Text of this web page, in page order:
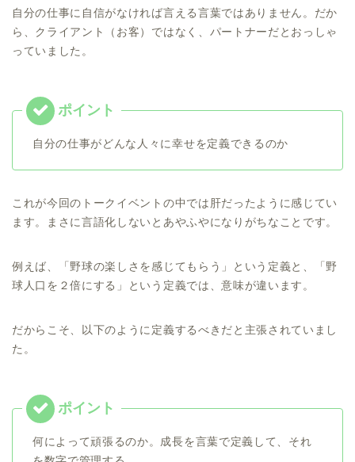
自分の仕事に自信がなければ言える言葉ではありません。だか
ら、クライアント（お客）ではなく、パートナーだとおっしゃ
っていました。
自分の仕事がどんな人々に幸せを定義できるのか
これが今回のトークイベントの中では肝だったように感じてい
ます。まさに言語化しないとあやふやになりがちなことです。
例えば、「野球の楽しさを感じてもらう」という定義と、「野
球人口を２倍にする」という定義では、意味が違います。
だからこそ、以下のように定義するべきだと主張されていまし
た。
何によって頑張るのか。成長を言葉で定義して、それ